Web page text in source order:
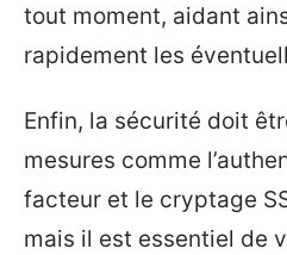
tout moment, aidant
rapidement les
Enfin, la sécurité doit
mesures comme
facteur et le cryptage
mais il est essentiel de